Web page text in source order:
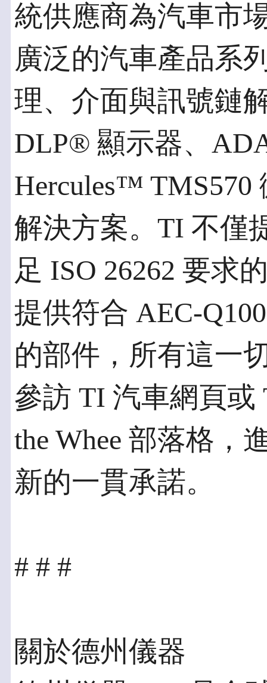
統供應商為汽車市
廣泛的汽車產品系
理、介面與訊號鏈
DLP® 顯示器、
Hercules™
解決方案。TI 不僅
足 ISO 26262 要求
提供符合 AEC-
的部件，所有這一
參訪 TI 汽車網頁
the Whee 部落格，
新的一貫承諾。
# # #
關於德州儀器